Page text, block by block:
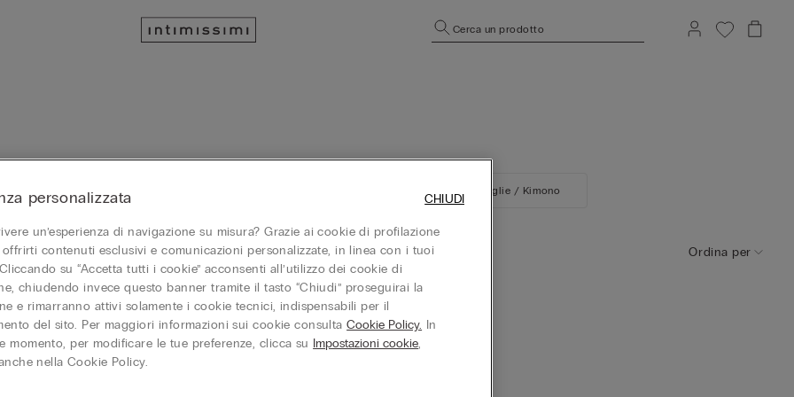
Cerca un prodotto
Pigiami corti Vestaglie / Kimono
Ordina per
Canotta in Modal con Pizzo
Pigiama Corto in Modal con Pizzo
39,90 €
personalizzata
un’esperienza di navigazione su misura? Grazie ai cookie di profilazione
offrirti contenuti esclusivi e comunicazioni personalizzate, in linea con i tuoi
su “Accetta tutti i cookie” acconsenti all’utilizzo dei cookie di
chiudendo invece questo banner tramite il tasto “Chiudi” proseguirai la
e rimarranno attivi solamente i cookie tecnici, indispensabili per il
del sito. Per maggiori informazioni sui cookie consultaCookie Policy. In
momento, per modificare le tue preferenze, clicca su Impostazioni cookie,
nella Cookie Policy.
CHIUDI